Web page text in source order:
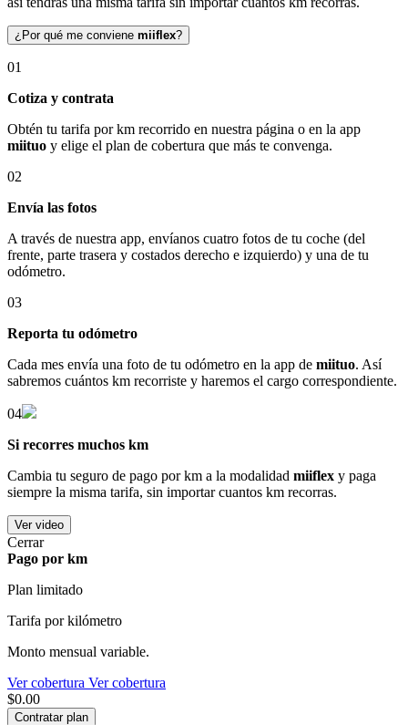
¿Por qué me conviene miiflex?
01
Cotiza y contrata
Obtén tu tarifa por km recorrido en nuestra página o en la app
miituo y elige el plan de cobertura que más te convenga.
02
Envía las fotos
A través de nuestra app, envíanos cuatro fotos de tu coche (del
frente, parte trasera y costados derecho e izquierdo) y una de tu
odómetro.
03
Reporta tu odómetro
Cada mes envía una foto de tu odómetro en la app de miituo. Así
sabremos cuántos km recorriste y haremos el cargo correspondiente.
04
Si recorres muchos km
Cambia tu seguro de pago por km a la modalidad miiflex y paga
siempre la misma tarifa, sin importar cuantos km recorras.
Ver video
Cerrar
Pago por km
Plan limitado
Tarifa por kilómetro
Monto mensual variable.
Ver cobertura Ver cobertura
$0.00
Contratar plan